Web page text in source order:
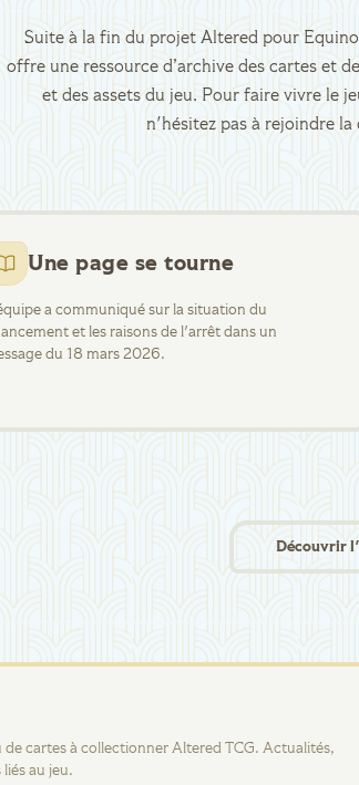
Suite à la fin du projet Altered pour
offre une ressource d’archive des cartes et
et des assets du jeu. Pour faire vivre le
n'hésitez pas à rejoindre la
Une page se tourne
a communiqué sur la situation du
et les raisons de l'arrêt dans un
du 18 mars 2026.
Découvrir
cartes à collectionner Altered TCG. Actualités,
au jeu.